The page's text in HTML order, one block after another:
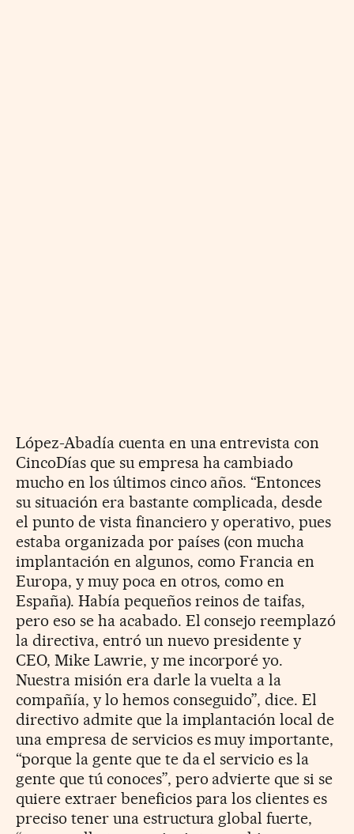
López-Abadía cuenta en una entrevista con
CincoDías que su empresa ha cambiado
mucho en los últimos cinco años. “Entonces
su situación era bastante complicada, desde
el punto de vista financiero y operativo, pues
estaba organizada por países (con mucha
implantación en algunos, como Francia en
Europa, y muy poca en otros, como en
España). Había pequeños reinos de taifas,
pero eso se ha acabado. El consejo reemplazó
la directiva, entró un nuevo presidente y
CEO, Mike Lawrie, y me incorporé yo.
Nuestra misión era darle la vuelta a la
compañía, y lo hemos conseguido”, dice. El
directivo admite que la implantación local de
una empresa de servicios es muy importante,
“porque la gente que te da el servicio es la
gente que tú conoces”, pero advierte que si se
quiere extraer beneficios para los clientes es
preciso tener una estructura global fuerte,